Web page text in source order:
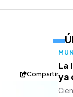
Compartir
La
ya